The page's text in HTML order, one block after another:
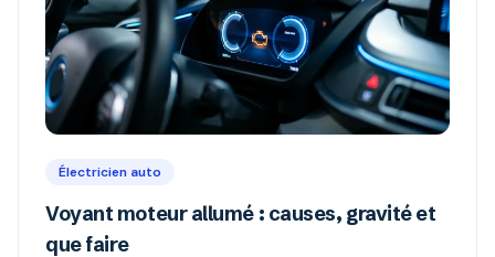
Électricien auto
Voyant moteur allumé : causes, gravité et
que faire